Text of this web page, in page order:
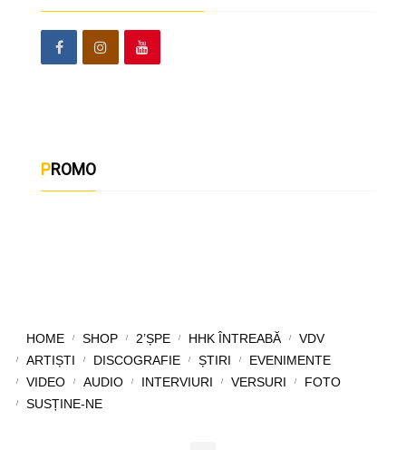
PROMO
HOME SHOP 2’ȘPE HHK ÎNTREABĂ
VDV
ARTIȘTI
DISCOGRAFIE ȘTIRI
EVENIMENTE
VIDEO
AUDIO INTERVIURI VERSURI
FOTO
SUSȚINE-NE